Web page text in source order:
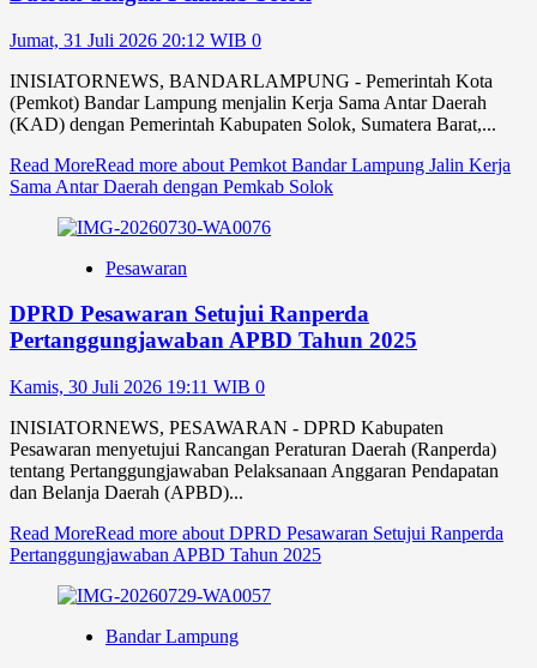
Jumat, 31 Juli 2026 20:12 WIB 0
INISIATORNEWS, BANDARLAMPUNG - Pemerintah Kota
(Pemkot) Bandar Lampung menjalin Kerja Sama Antar Daerah
(KAD) dengan Pemerintah Kabupaten Solok, Sumatera Barat,...
Read MoreRead more about Pemkot Bandar Lampung Jalin Kerja
Sama Antar Daerah dengan Pemkab Solok
Pesawaran
DPRD Pesawaran Setujui Ranperda
Pertanggungjawaban APBD Tahun 2025
Kamis, 30 Juli 2026 19:11 WIB 0
INISIATORNEWS, PESAWARAN - DPRD Kabupaten
Pesawaran menyetujui Rancangan Peraturan Daerah (Ranperda)
tentang Pertanggungjawaban Pelaksanaan Anggaran Pendapatan
dan Belanja Daerah (APBD)...
Read MoreRead more about DPRD Pesawaran Setujui Ranperda
Pertanggungjawaban APBD Tahun 2025
Bandar Lampung